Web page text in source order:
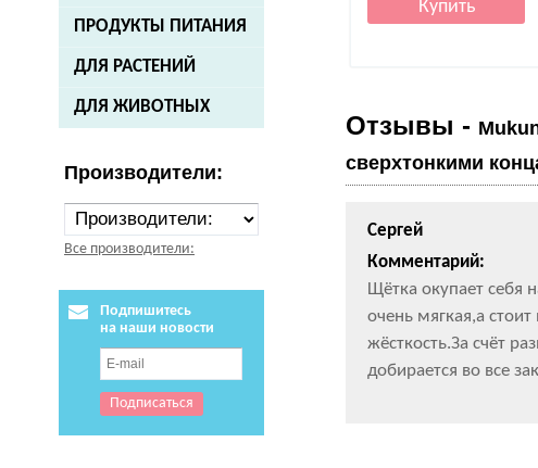
ПРОДУКТЫ ПИТАНИЯ
ДЛЯ РАСТЕНИЙ
ДЛЯ ЖИВОТНЫХ
Производители:
Все производители:
Подпишитесь
на наши новости
Отзывы -
сверхтонкими
Сергей
Комментарий:
Щётка окупает себя
очень мягкая,а
жёсткость.За счёт
добирается во все